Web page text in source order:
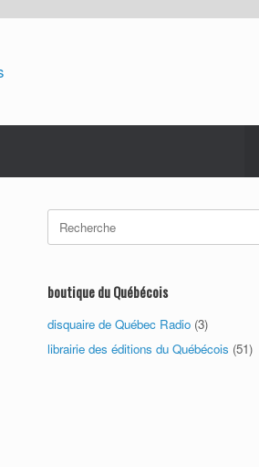
Search
for:
boutique du Québécois
disquaire de Québec Radio (3)
librairie des éditions du Québécois (51)